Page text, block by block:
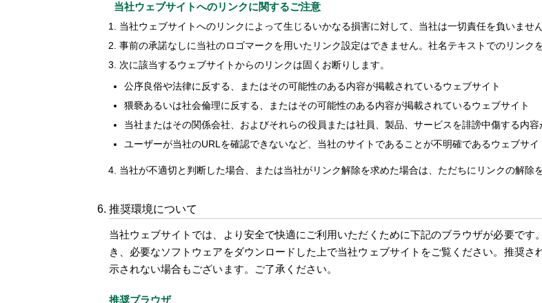
当社ウェブサイトへのリンクに関するご注意
当社ウェブサイトへのリンクによって生じるいかなる損害に対して、当社は一切責任を負いません
事前の承諾なしに当社のロゴマークを用いたリンク設定はできません。社名テキストでのリンク
次に該当するウェブサイトからのリンクは固くお断りします。
公序良俗や法律に反する、またはその可能性のある内容が掲載されているウェブサイト
猥褻あるいは社会倫理に反する、またはその可能性のある内容が掲載されているウェブサイト
当社またはその関係会社、およびそれらの役員または社員、製品、サービスを誹謗中傷する内
ユーザーが当社のURLを確認できないなど、当社のサイトであることが不明確であるウェブサイ
当社が不適切と判断した場合、または当社がリンク解除を求めた場合は、ただちにリンクの解除
推奨環境について
当社ウェブサイトでは、より安全で快適にご利用いただくために下記のブラウザが必要で
き、必要なソフトウェアをダウンロードした上で当社ウェブサイトをご覧ください。推奨
示されない場合もございます。ご了承ください。
推奨ブラウザ